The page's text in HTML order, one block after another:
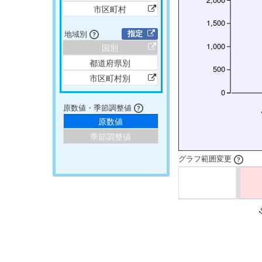
市区町村
地域別 指定
国別
都道府県別
市区町村別
原数値・季節調整値
原数値
季節調整値
0
500
1,000
1,500
グラフ範囲変更